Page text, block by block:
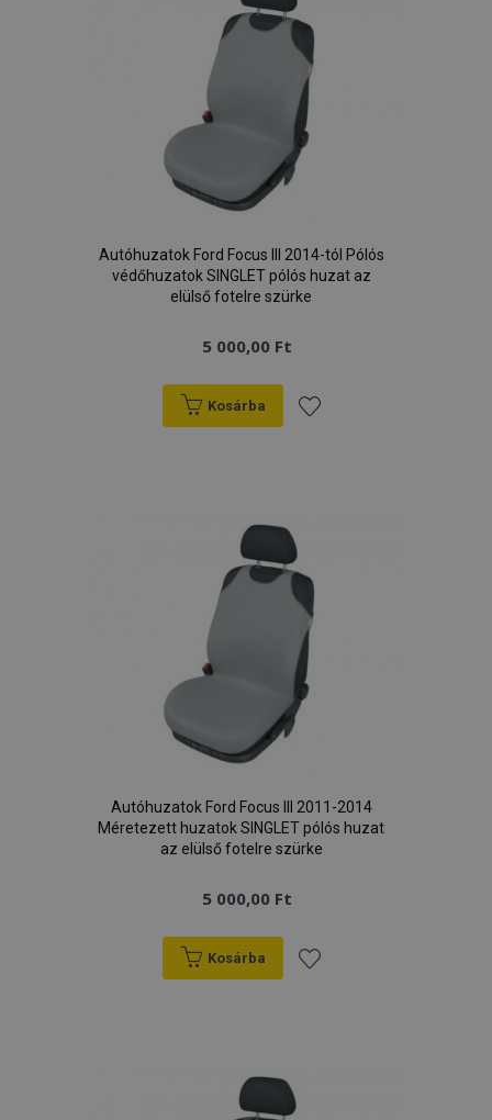
Autóhuzatok Ford Focus III 2014-tól Pólós
védőhuzatok SINGLET pólós huzat az
elülső fotelre szürke
5 000,00 Ft
Kosárba
kívánságlistához
Autóhuzatok Ford Focus III 2011-2014
Méretezett huzatok SINGLET pólós huzat
az elülső fotelre szürke
5 000,00 Ft
Kosárba
kívánságlistához